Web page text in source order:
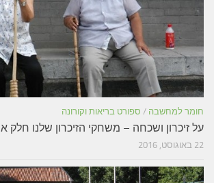
חומר למחשבה / ספורט בריאות וקורונה
על זיכרון ושכחה – משחקי הזיכרון שלנו חלק א
22 באוגוסט, 2016